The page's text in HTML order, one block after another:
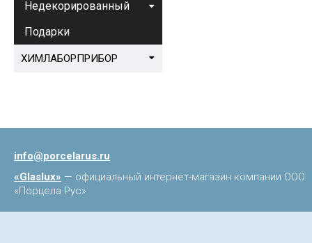
Недекорированный
Подарки
ХИМЛАБОРПРИБОР
info@porcelarus.ru
«Glaslux» — официальный интернет-магазин компании ООО
«Порцела Рус»